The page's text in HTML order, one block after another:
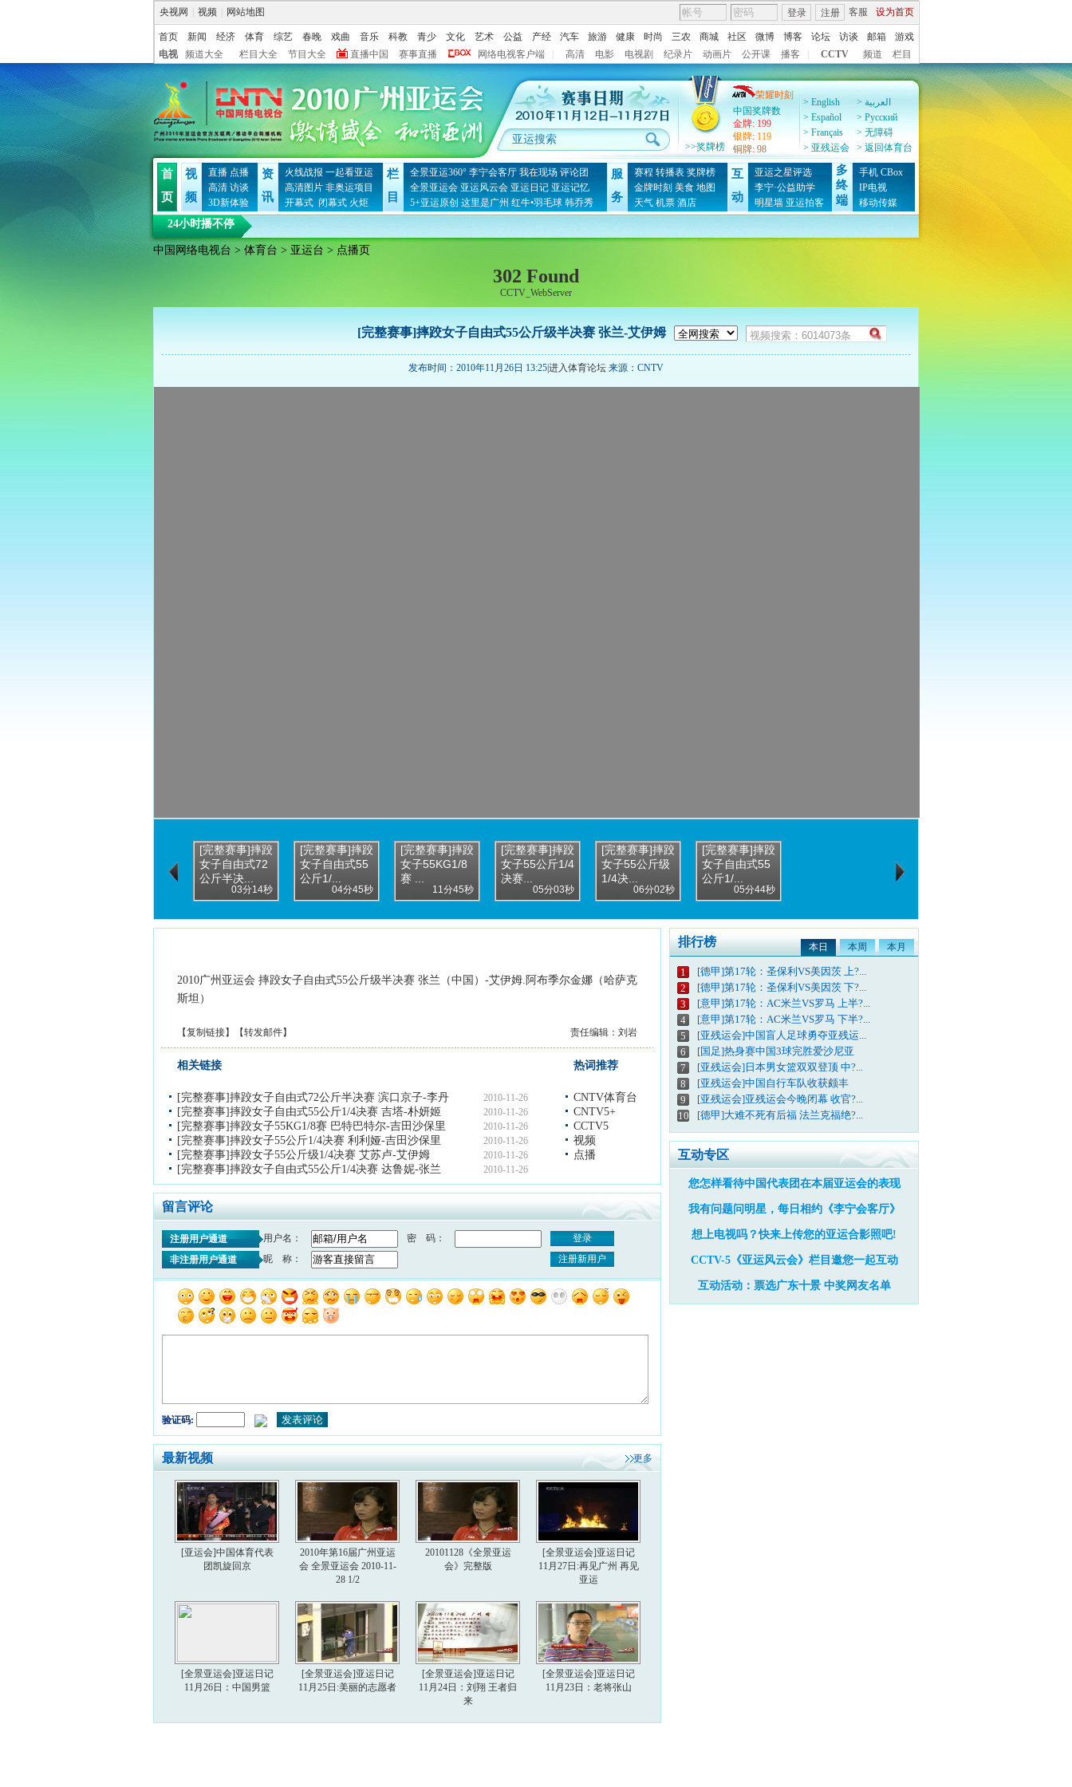
央视网 视频 网站地图 客服 设为首页
登录 注册
首页 新闻 经济 体育 综艺 春晚 戏曲 音乐 科教 青少 文化 艺术 公益 产经 汽车 旅游 健康 时尚 三农 商城 社区 微博 博客 论坛 访谈 邮箱
游戏
电视
频道大全 栏目大全 节目大全 直播中国 赛事直播 网络电视客户端 高清 电影 电视剧 纪录片 动画片 公开课 播客 CCTV 频道 栏目
> English
> العربية
> Español
> Pусский
> Français
> 无障碍
> 亚残运会
> 返回体育台
>>奖牌榜
荣耀时刻
中国奖牌数
金牌: 199
银牌: 119
铜牌: 98
首
页
视
频
直播 点播
高清 访谈
3D新体验
资
讯
火线战报 一起看亚运
高清图片 非奥运项目
开幕式 闭幕式 火炬
栏
目
全景亚运360° 李宁会客厅 我在现场 评论团
全景亚运会 亚运风云会 亚运日记 亚运记忆
5+亚运原创 这里是广州 红牛•羽毛球 韩乔秀
服
务
赛程 转播表 奖牌榜
金牌时刻 美食 地图
天气 机票 酒店
互
动
亚运之星评选
李宁·公益助学
明星墙 亚运拍客
多
终
端
手机 CBox
IP电视
移动传媒
24小时播不停
中国网络电视台 > 体育台 > 亚运台 > 点播页
302 Found
CCTV_WebServer
[完整赛事]摔跤女子自由式55公斤级半决赛 张兰-艾伊姆
发布时间：2010年11月26日 13:25|进入体育论坛 来源：CNTV
[完整赛事]摔跤
女子自由式72
公斤半决...
03分14秒
[完整赛事]摔跤
女子自由式55
公斤1/...
04分45秒
[完整赛事]摔跤
女子55KG1/8
赛 ...
11分45秒
[完整赛事]摔跤
女子55公斤1/4
决赛...
05分03秒
[完整赛事]摔跤
女子55公斤级
1/4决...
06分02秒
[完整赛事]摔跤
女子自由式55
公斤1/...
05分44秒
2010广州亚运会 摔跤女子自由式55公斤级半决赛 张兰（中国）-艾伊姆.阿布季尔金娜（哈萨克
斯坦）
责任编辑：刘岩
【复制链接】【转发邮件】
相关链接
[完整赛事]摔跤女子自由式72公斤半决赛 滨口京子-李丹 2010-11-26
[完整赛事]摔跤女子自由式55公斤1/4决赛 吉塔-朴妍姬 2010-11-26
[完整赛事]摔跤女子55KG1/8赛 巴特巴特尔-吉田沙保里 2010-11-26
[完整赛事]摔跤女子55公斤1/4决赛 利利娅-吉田沙保里 2010-11-26
[完整赛事]摔跤女子55公斤级1/4决赛 艾苏卢-艾伊姆 2010-11-26
[完整赛事]摔跤女子自由式55公斤1/4决赛 达鲁妮-张兰 2010-11-26
热词推荐
CNTV体育台
CNTV5+
CCTV5
视频
点播
留言评论
注册用户通道 用户名： 密 码：
登录
非注册用户通道
昵 称： 注册新用户
验证码:
最新视频 更多
[亚运会]中国体育代表
团凯旋回京
2010年第16届广州亚运
会 全景亚运会 2010-11-
28 1/2
20101128《全景亚运
会》完整版
[全景亚运会]亚运日记
11月27日:再见广州 再见
亚运
[全景亚运会]亚运日记
11月26日：中国男篮
[全景亚运会]亚运日记
11月25日:美丽的志愿者
[全景亚运会]亚运日记
11月24日：刘翔 王者归
来
[全景亚运会]亚运日记
11月23日：老将张山
排行榜 本日 本周 本月
1
[德甲]第17轮：圣保利VS美因茨 上?...
2
[德甲]第17轮：圣保利VS美因茨 下?...
3
[意甲]第17轮：AC米兰VS罗马 上半?...
4
[意甲]第17轮：AC米兰VS罗马 下半?...
5
[亚残运会]中国盲人足球勇夺亚残运...
6
[国足]热身赛中国3球完胜爱沙尼亚
7
[亚残运会]日本男女篮双双登顶 中?...
8
[亚残运会]中国自行车队收获颇丰
9
[亚残运会]亚残运会今晚闭幕 收官?...
10
[德甲]大难不死有后福 法兰克福绝?...
互动专区
您怎样看待中国代表团在本届亚运会的表现
我有问题问明星，每日相约《李宁会客厅》
想上电视吗？快来上传您的亚运合影照吧!
CCTV-5《亚运风云会》栏目邀您一起互动
互动活动：票选广东十景 中奖网友名单